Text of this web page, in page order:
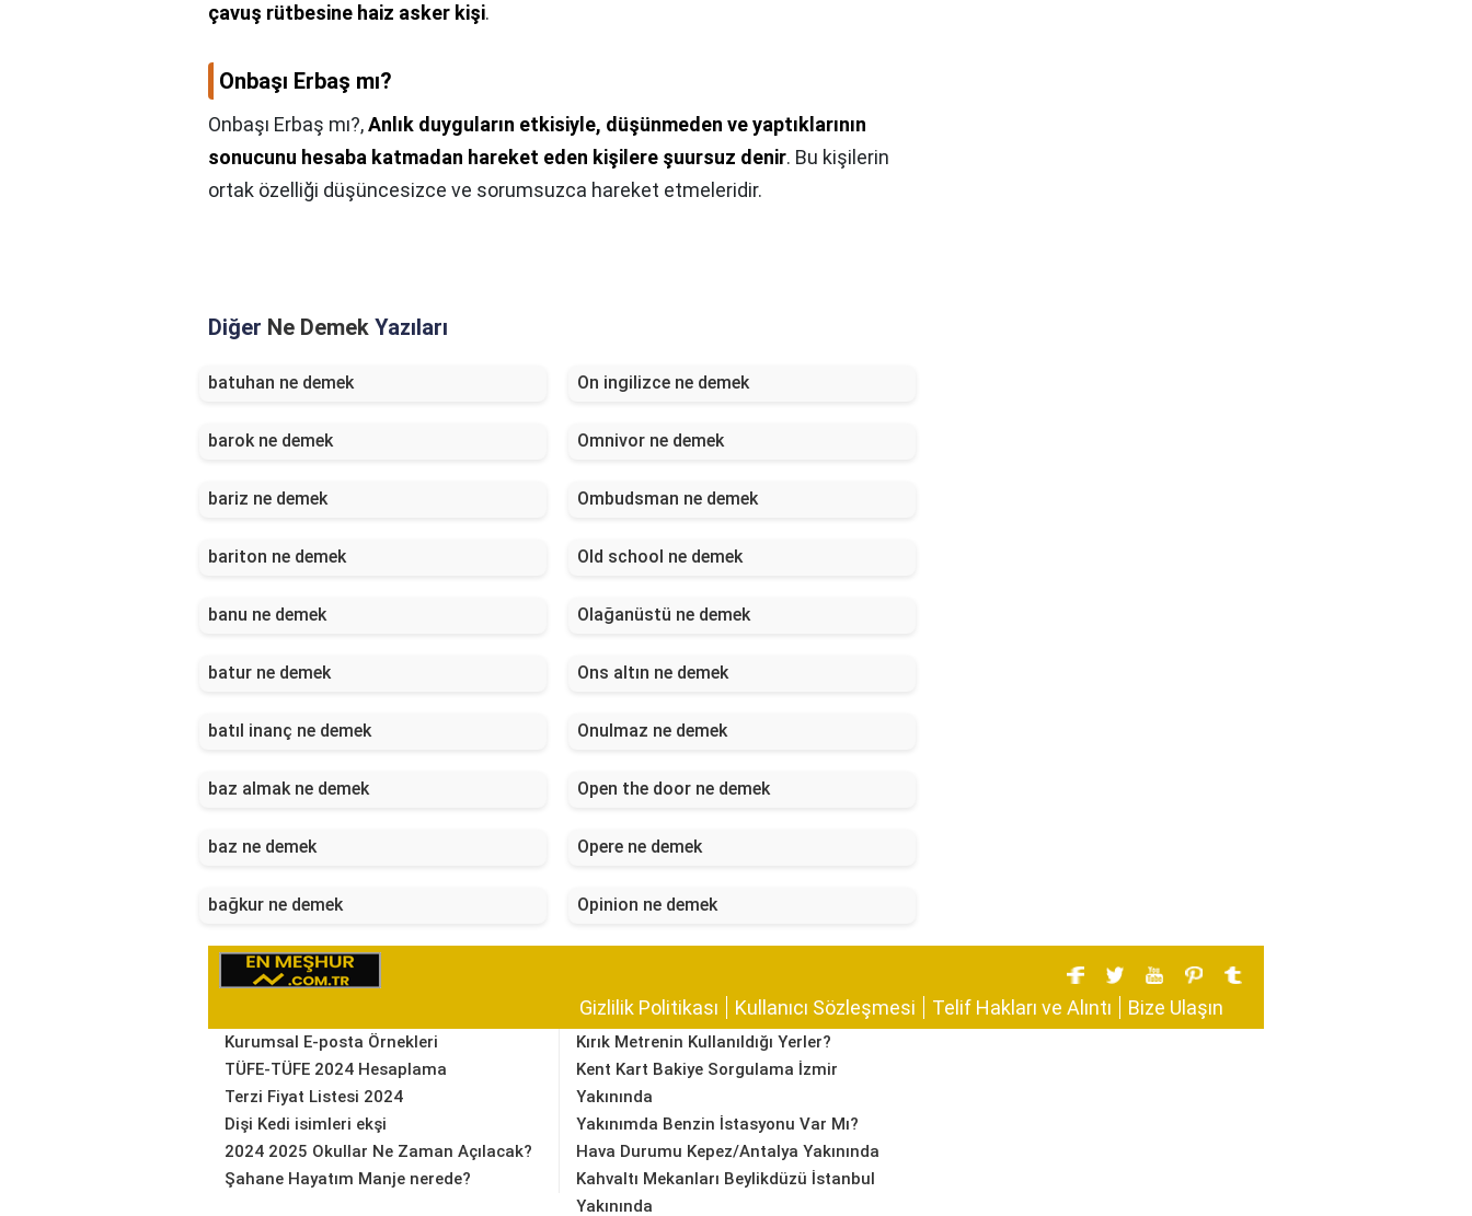
çavuş rütbesine haiz asker kişi.
Onbaşı Erbaş mı?
Onbaşı Erbaş mı?,Anlık duyguların etkisiyle, düşünmeden ve yaptıklarının
sonucunu hesaba katmadan hareket eden kişilere şuursuz denir. Bu kişilerin
ortak özelliği düşüncesizce ve sorumsuzca hareket etmeleridir.
Diğer Ne Demek Yazıları
batuhan ne demek On ingilizce ne demek
barok ne demek Omnivor ne demek
bariz ne demek Ombudsman ne demek
bariton ne demek Old school ne demek
banu ne demek Olağanüstü ne demek
batur ne demek Ons altın ne demek
batıl inanç ne demek Onulmaz ne demek
baz almak ne demek Open the door ne demek
baz ne demek Opere ne demek
bağkur ne demek Opinion ne demek
Gizlilik Politikası Kullanıcı Sözleşmesi Telif Hakları ve Alıntı Bize Ulaşın
Kurumsal E-posta Örnekleri
TÜFE-TÜFE 2024 Hesaplama
Terzi Fiyat Listesi 2024
Dişi Kedi isimleri ekşi
2024 2025 Okullar Ne Zaman Açılacak?
Şahane Hayatım Manje nerede?
Kırık Metrenin Kullanıldığı Yerler?
Kent Kart Bakiye Sorgulama İzmir
Yakınında
Yakınımda Benzin İstasyonu Var Mı?
Hava Durumu Kepez/Antalya Yakınında
Kahvaltı Mekanları Beylikdüzü İstanbul
Yakınında